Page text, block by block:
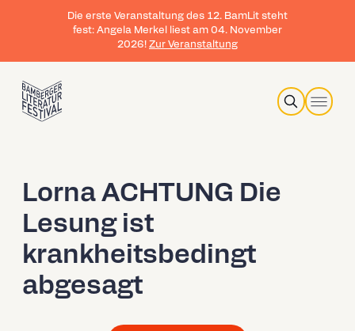
Die erste Veranstaltung des 12. BamLit steht
fest: Angela Merkel liest am 04. November
2026! Zur Veranstaltung
Search
Lorna ACHTUNG Die
Lesung ist
krankheitsbedingt
abgesagt